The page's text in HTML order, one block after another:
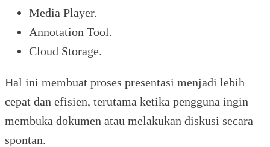
Media Player.
Annotation Tool.
Cloud Storage.
Hal ini membuat proses presentasi menjadi lebih
cepat dan efisien, terutama ketika pengguna ingin
membuka dokumen atau melakukan diskusi secara
spontan.